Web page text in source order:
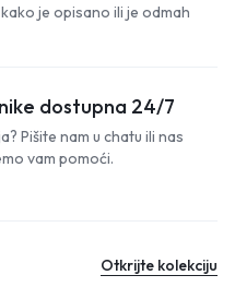
je opisano ili je odmah
dostupna 24/7
Pišite nam u chatu ili nas
vam pomoći.
Otkrijte kolekciju